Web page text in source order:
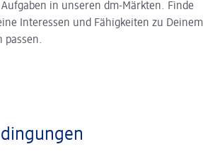
in unseren dm-Märkten. Finde
Interessen und Fähigkeiten zu Deinem
passen.